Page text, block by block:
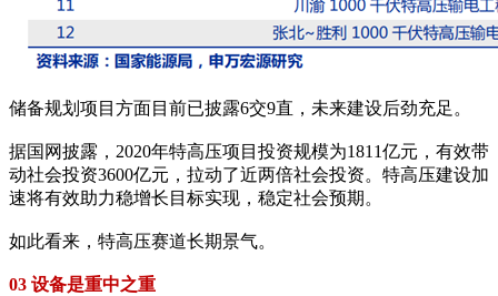
储备规划项目方面目前已披露6交9直，未来建设后劲充足。
据国网披露，2020年特高压项目投资规模为1811亿元，有效带
动社会投资3600亿元，拉动了近两倍社会投资。特高压建设加
速将有效助力稳增长目标实现，稳定社会预期。
如此看来，特高压赛道长期景气。
03 设备是重中之重